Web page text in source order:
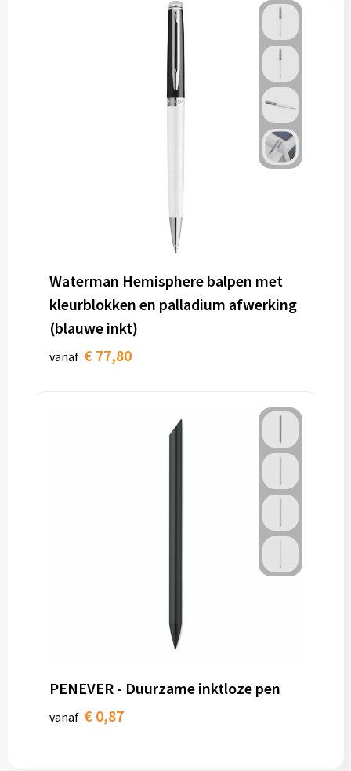
Waterman Hemisphere balpen met
kleurblokken en palladium afwerking
(blauwe inkt)
vanaf € 77,80
PENEVER - Duurzame inktloze pen
vanaf € 0,87